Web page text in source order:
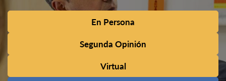
En Persona
Segunda Opinión
Virtual